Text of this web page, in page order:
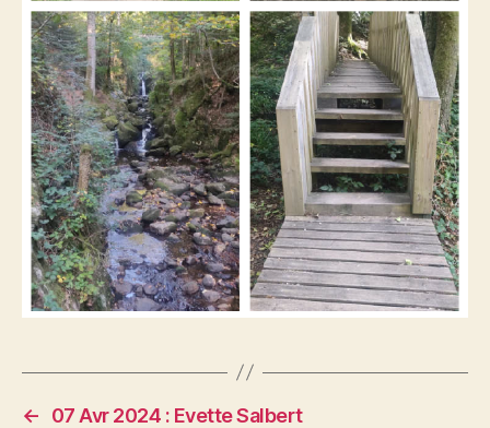
←
07 Avr 2024 : Evette Salbert